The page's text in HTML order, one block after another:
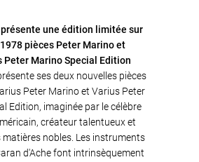
présente une édition limitée sur
pièces Peter Marino et
Peter Marino Special Edition
ses deux nouvelles pièces
Peter Marino et Varius Peter
Edition, imaginée par le célèbre
créateur talentueux et
nobles. Les instruments
d'Ache font intrinsèquement